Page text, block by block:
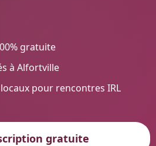
gratuite
à Alfortville
pour rencontres IRL
gratuite